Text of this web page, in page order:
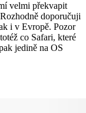
velmi překvapit
doporučuji
i v Evropě. Pozor
co Safari, které
jedině na OS